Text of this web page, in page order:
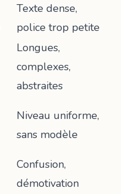
Texte dense,
police trop petite
Longues,
complexes,
abstraites
Niveau uniforme,
sans modèle
Confusion,
démotivation